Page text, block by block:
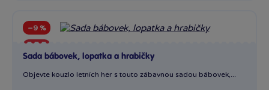
−9 %
Sleva
Sada bábovek, lopatka a hrabičky
Objevte kouzlo letních her s touto zábavnou sadou bábovek,...